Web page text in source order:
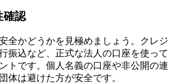
確認
全かどうかを見極めましょう。クレジ
振込など、正式な法人の口座を使って
トです。個人名義の口座や非公開の連
体は避けた方が安全です。